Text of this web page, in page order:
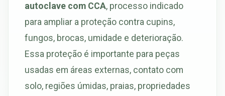
autoclave com CCA, processo indicado
para ampliar a proteção contra cupins,
fungos, brocas, umidade e deterioração.
Essa proteção é importante para peças
usadas em áreas externas, contato com
solo, regiões úmidas, praias, propriedades